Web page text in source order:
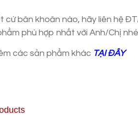
cứ băn khoăn nào, hãy liên hệ
phù hợp nhất với Anh/Chị
các sản phẩm khác TẠI ĐÂY